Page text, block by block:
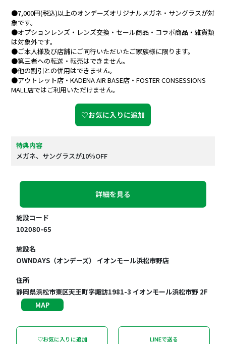
●7,000円(税込)以上のオンデーズオリジナルメガネ・サングラスが対
象です。
●オプションレンズ・レンズ交換・セール商品・コラボ商品・雑貨類
は対象外です。
●ご本人様及び店舗にご同行いただいたご家族様に限ります。
●第三者への転送・転売はできません。
●他の割引との併用はできません。
●アウトレット店・KADENA AIR BASE店・FOSTER CONSESSIONS
MALL店ではご利用いただけません。
♡お気に入りに追加
特典内容
メガネ、サングラスが10％OFF
詳細を見る
施設コード
102080-65
施設名
OWNDAYS（オンデーズ） イオンモール浜松市野店
住所
静岡県浜松市東区天王町字諏訪1981-3 イオンモール浜松市野 2F
MAP
♡お気に入りに追加 LINEで送る